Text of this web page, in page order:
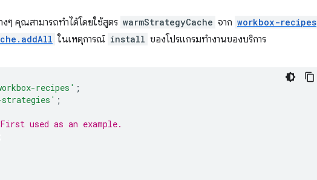
ๆ คุณสามารถทำได้โดยใช้สูตร warmStrategyCache จาก workbox-recipes
ในเหตุการณ์ install ของโปรแกรมทำงานของบริการ
recipes' ;
strategies' ;
used as an example.